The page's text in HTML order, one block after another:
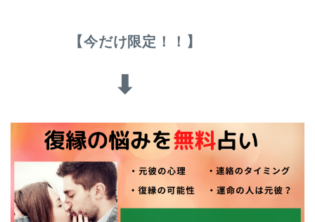
【今だけ限定！！】
⬇︎